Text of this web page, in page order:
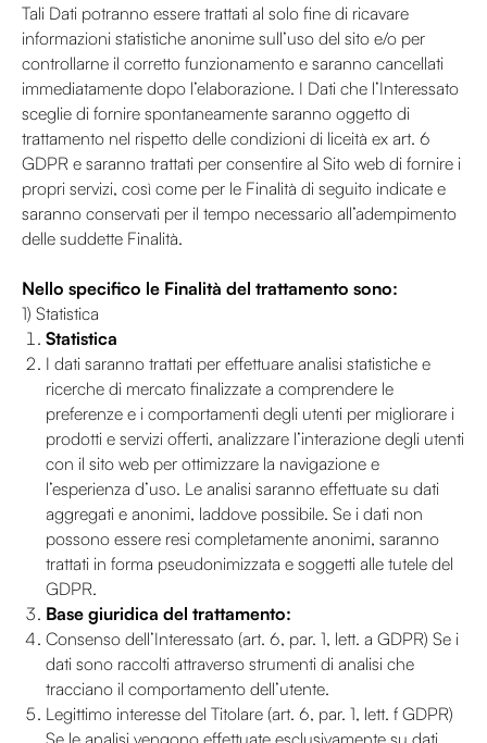
Tali Dati potranno essere trattati al solo fine di ricavare
informazioni statistiche anonime sull’uso del sito e/o per
controllarne il corretto funzionamento e saranno cancellati
immediatamente dopo l’elaborazione. I Dati che l’Interessato
sceglie di fornire spontaneamente saranno oggetto di
trattamento nel rispetto delle condizioni di liceità ex art. 6
GDPR e saranno trattati per consentire al Sito web di fornire i
propri servizi, così come per le Finalità di seguito indicate e
saranno conservati per il tempo necessario all’adempimento
delle suddette Finalità.
Nello specifico le Finalità del trattamento sono:
1) Statistica
Statistica
I dati saranno trattati per effettuare analisi statistiche e
ricerche di mercato finalizzate a comprendere le
preferenze e i comportamenti degli utenti per migliorare i
prodotti e servizi offerti, analizzare l’interazione degli utenti
con il sito web per ottimizzare la navigazione e
l’esperienza d’uso. Le analisi saranno effettuate su dati
aggregati e anonimi, laddove possibile. Se i dati non
possono essere resi completamente anonimi, saranno
trattati in forma pseudonimizzata e soggetti alle tutele del
GDPR.
Base giuridica del trattamento:
Consenso dell’Interessato (art. 6, par. 1, lett. a GDPR) Se i
dati sono raccolti attraverso strumenti di analisi che
tracciano il comportamento dell’utente.
Legittimo interesse del Titolare (art. 6, par. 1, lett. f GDPR)
Se le analisi vengono effettuate esclusivamente su dati